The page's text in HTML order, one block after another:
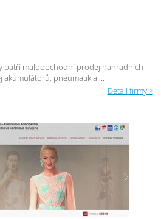
patří maloobchodní prodej náhradních
pneumatik a ...
Detail firmy >